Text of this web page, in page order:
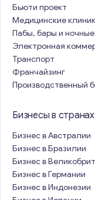
Бьюти проект
Медицинские
Пабы, бары и
Электронная
Транспорт
Франчайзинг
Производственный
Бизнесы в странах
Бизнес в Австралии
Бизнес в Бразилии
Бизнес в
Бизнес в Германии
Бизнес в Индонезии